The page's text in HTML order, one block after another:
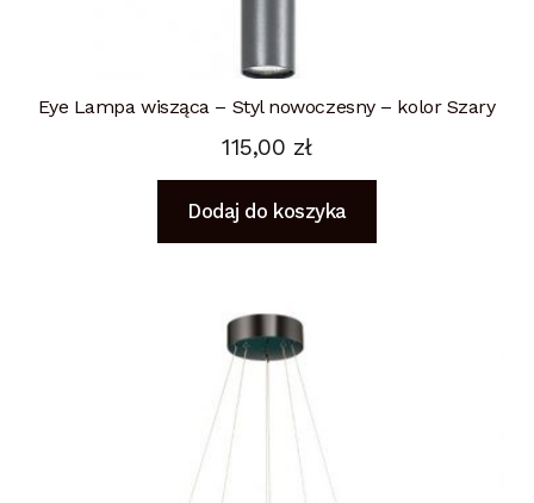
Eye Lampa wisząca – Styl nowoczesny – kolor Szary
115,00 zł
Dodaj do koszyka